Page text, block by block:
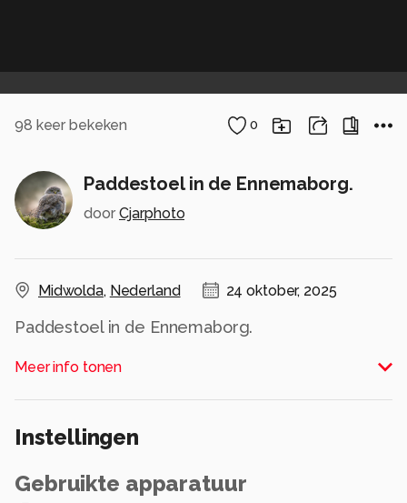
98 keer bekeken 0
Paddestoel in de Ennemaborg.
door Cjarphoto
Midwolda, Nederland 24 oktober, 2025
Paddestoel in de Ennemaborg.
Alle rechten voorbehouden
Meer info tonen
Instellingen
Gebruikte apparatuur